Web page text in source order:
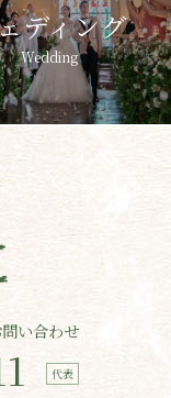
ディング
Wedding
い合わせ